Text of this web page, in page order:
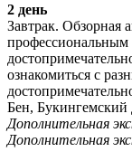
2 день
Завтрак. Обзорная
ознакомиться с
Бен, Букингемский
Дополнительная
Дополнительная